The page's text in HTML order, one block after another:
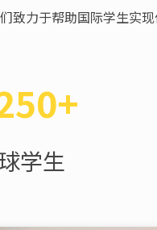
致力于帮助国际学生实
学生